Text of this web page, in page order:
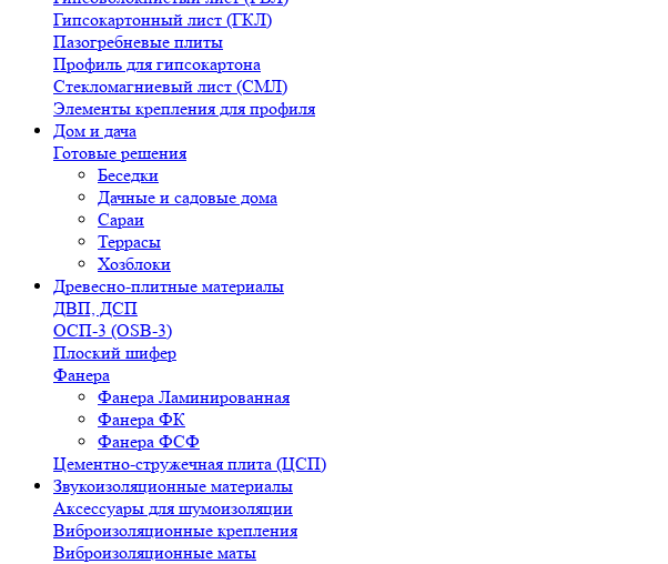
Гипсокартонный лист (ГКЛ)
Пазогребневые плиты
Профиль для гипсокартона
Стекломагниевый лист (СМЛ)
Элементы крепления для профиля
Дом и дача
Готовые решения
Беседки
Дачные и садовые дома
Сараи
Террасы
Хозблоки
Древесно-плитные материалы
ДВП, ДСП
ОСП-3 (OSB-3)
Плоский шифер
Фанера
Фанера Ламинированная
Фанера ФК
Фанера ФСФ
Цементно-стружечная плита (ЦСП)
Звукоизоляционные материалы
Аксессуары для шумоизоляции
Виброизоляционные крепления
Виброизоляционные маты